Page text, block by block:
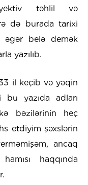
təhlil və
də burada tarixi
əgər belə demək
yazılıb.
33 il keçib və yəqin
bu yazıda adları
bəzilərinin heç
etdiyim şəxslərin
ancaq
haqqında